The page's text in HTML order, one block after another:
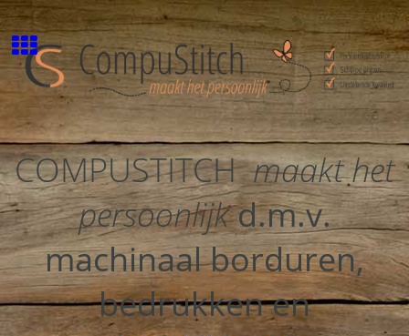
COMPUSTITCHmaakt het
persoonlijkd.m.v.
machinaal borduren,
bedrukken en